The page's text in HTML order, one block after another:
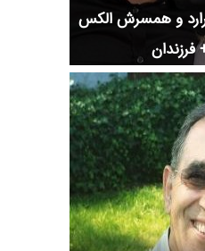
و همسرش الکس
فرزندان